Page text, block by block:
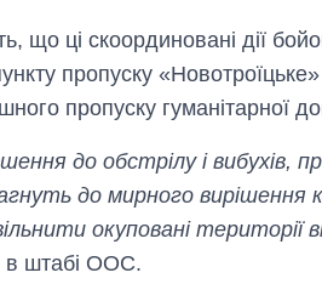
що ці скоординовані дії
пропуску
пропуску
до обстрілу і вибухів,
до мирного вирішення
окуповані території
в штабі ООС.